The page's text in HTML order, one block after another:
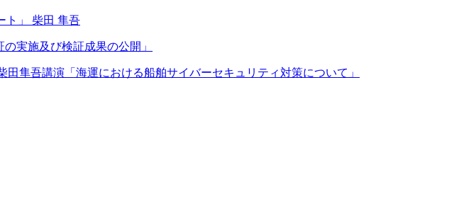
ト」 柴田 隼吾
実施及び検証成果の公開」
隼吾講演「海運における船舶サイバーセキュリティ対策について」